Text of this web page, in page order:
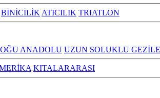
BİNİCİLİK ATICILIK TRIATLON
ANADOLU UZUN SOLUKLU
KITALARARASI